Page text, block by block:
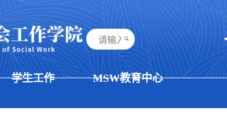
学生工作 MSW教育中心